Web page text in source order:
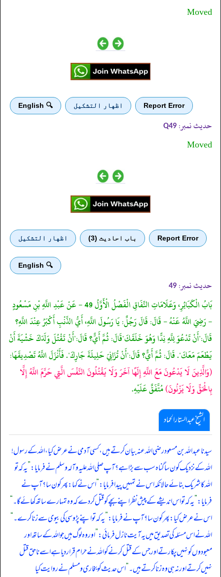
Moved
Report Error اظهار التشكيل 🔍 English
حدیث نمبر: Q49
Moved
Report Error باب احادیث (3) اظهار التشكيل
🔍 English
حدیث نمبر: 49
بَابُ الْكَبَائِرِ، وَعَلَامَاتِ النِّفَاقِ الْفَصْلُ الْأَوَّلُ 49 - عَنْ عَبْدِ اللَّهِ بْنِ مَسْعُودٍ
- رَضِيَ اللَّهُ عَنْهُ - قَالَ: قَالَ رَجُلٌ: يَا رَسُولَ اللَّهِ، أَيُّ الذَّنْبِ أَكْبَرُ عِنْدَ اللَّهِ؟
قَالَ:"أَنْ تَدْعُوَ لِلَّهِ نِدًّا وَهُوَ خَلَقَكَ"قَالَ: ثُمَّ أَيٌّ؟ قَالَ:"أَنْ تَقْتُلَ وَلَدَكَ خَشْيَةَ أَنْ
يَطْعَمَ مَعَكَ". قَالَ: ثُمَّ أَيٌّ؟ قَالَ:"أَنْ تُزَانِيَ حَلِيلَةَ جَارِكَ". فَأَنْزَلَ اللَّهُ تَصْدِيقَهَا:
(وَالَّذِينَ لَا يَدْعُونَ مَعَ اللَّهِ إِلَهًا آخَرَ وَلَا يَقْتُلُونَ النَّفْسَ الَّتِي حَرَّمَ اللَّهُ إِلَّا
بِالْحَقِّ وَلَا يَزْنُونَ)مُتَّفَقٌ عَلَيْهِ.
الشیخ عبدالستار الحماد
سیدنا عبداللہ بن مسعود رضی اللہ عنہ بیان کرتے ہیں، کسی آدمی نے عرض کیا، اللہ کے رسول!
اللہ کے نزدیک کون سا گناہ سب سے بڑا ہے؟ آپ صلی ‌اللہ ‌علیہ ‌وآلہ ‌وسلم نے فرمایا:”یہ کہ تو
اللہ کا شریک بنائے حالانکہ اس نے تمہیں پیدا فرمایا:“اس نے کہا: پھر کون سا؟ آپ نے
فرمایا:”یہ کہ تو اس اندیشے کے پیش نظر اپنے بچے کو قتل کر دے کہ وہ تمہارے ساتھ کھائے گا۔“
اس نے عرض کیا: پھر کون سا؟ آپ نے فرمایا:”یہ کہ تو اپنے پڑوسی کی بیوی سے زنا کرے۔“
اللہ نے اس مسئلہ کی تصدیق میں یہ آیت نازل فرمائی:”اور وہ لوگ ہیں جو اللہ کے ساتھ اور
معبودوں کو نہیں پکارتے اور جس کے قتل کرنے کو اللہ نے حرام قرار دیا ہے اسے ناحق قتل
نہیں کرتے اور نہ ہی وہ زنا کرتے ہیں۔“اس حدیث کو بخاری و مسلم نے روایت کیا